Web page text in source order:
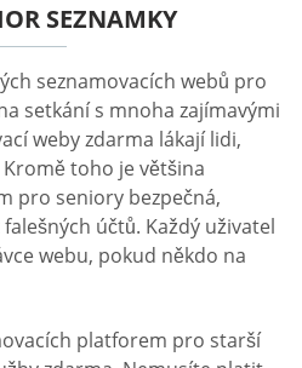
SEZNAMKY
seznamovacích webů pro
setkání s mnoha zajímavými
weby zdarma lákají lidi,
toho je většina
pro seniory bezpečná,
účtů. Každý uživatel
webu, pokud někdo na
platforem pro starší